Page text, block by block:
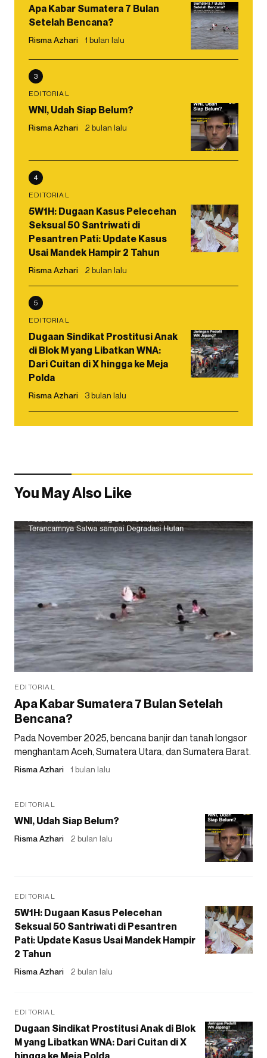
Apa Kabar Sumatera 7 Bulan
Setelah Bencana?
Risma Azhari 1 bulan lalu
3
EDITORIAL
WNI, Udah Siap Belum?
Risma Azhari 2 bulan lalu
4
EDITORIAL
5W1H: Dugaan Kasus Pelecehan
Seksual 50 Santriwati di
Pesantren Pati: Update Kasus
Usai Mandek Hampir 2 Tahun
Risma Azhari 2 bulan lalu
5
EDITORIAL
Dugaan Sindikat Prostitusi Anak
di Blok M yang Libatkan WNA:
Dari Cuitan di X hingga ke Meja
Polda
Risma Azhari 3 bulan lalu
You May Also Like
EDITORIAL
Apa Kabar Sumatera 7 Bulan Setelah
Bencana?
Pada November 2025, bencana banjir dan tanah longsor
menghantam Aceh, Sumatera Utara, dan Sumatera Barat.
Risma Azhari 1 bulan lalu
EDITORIAL
WNI, Udah Siap Belum?
Risma Azhari 2 bulan lalu
EDITORIAL
5W1H: Dugaan Kasus Pelecehan
Seksual 50 Santriwati di Pesantren
Pati: Update Kasus Usai Mandek Hampir
2 Tahun
Risma Azhari 2 bulan lalu
EDITORIAL
Dugaan Sindikat Prostitusi Anak di Blok
M yang Libatkan WNA: Dari Cuitan di X
hingga ke Meja Polda